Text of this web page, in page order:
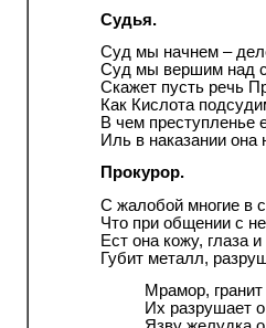
Cудья.
Суд мы начнем –
Суд мы вершим над
Скажет пусть речь
Как Кислота
В чем преступленье
Иль в наказании она
Прокурор.
С жалобой многие в
Что при общении с
Ест она кожу, глаза и
Губит металл,
Мрамор,
Их разрушает